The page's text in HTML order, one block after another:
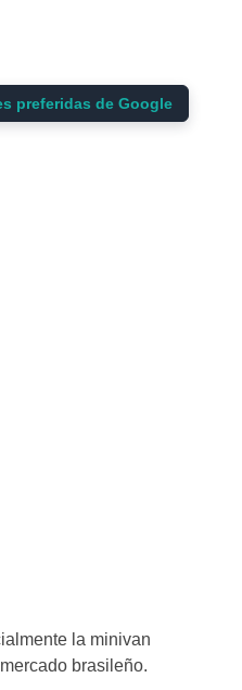
preferidas de Google
la minivan
brasileño.